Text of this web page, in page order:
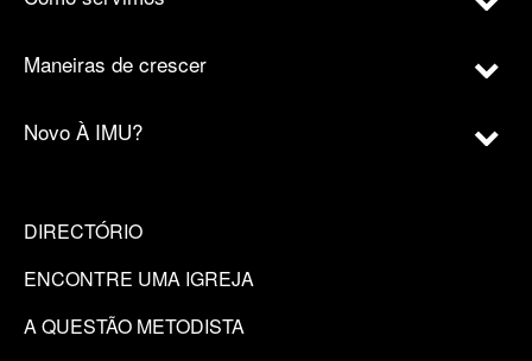
Maneiras de crescer
Novo À IMU?
DIRECTÓRIO
ENCONTRE UMA IGREJA
A QUESTÃO METODISTA